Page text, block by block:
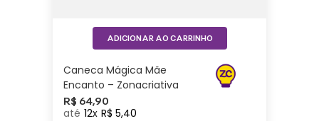
Caneca Mágica Mãe
Encanto – Zonacriativa
R$ 64,90
12 R$ 5,40
ADICIONAR AO CARRINHO